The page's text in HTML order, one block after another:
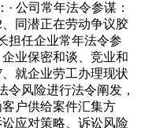
公司常年法令参谋：
同潜正在劳动争议胶
担任企业常年法令参
业保密和谈、竞业和
就企业劳工办理现状
令风险进行法令阐发，
户供给案件汇集方
应对策略、诉讼风险